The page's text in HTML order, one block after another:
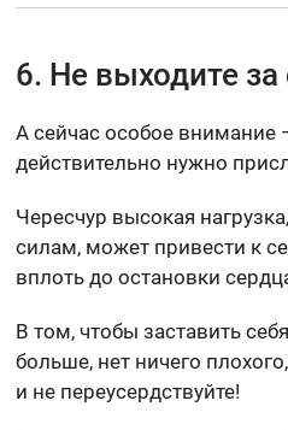
6. Не выходите
А сейчас особое внимание
действительно нужно
Чересчур высокая
силам, может привести к
вплоть до остановки
В том, чтобы заставить
больше, нет ничего
и не переусердствуйте!